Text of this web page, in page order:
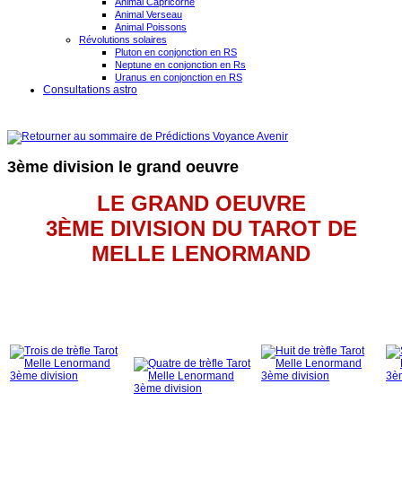
Animal Verseau
Animal Poissons
Révolutions solaires
Pluton en conjonction en RS
Neptune en conjonction en Rs
Uranus en conjonction en RS
Consultations astro
3ème division le grand oeuvre
LE GRAND OEUVRE
3ÈME DIVISION DU TAROT DE
MELLE LENORMAND